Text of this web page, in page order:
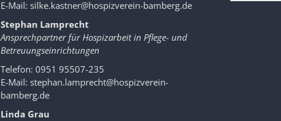
E-Mail: silke.kastner@hospizverein-bamberg.de
Stephan Lamprecht
Ansprechpartner für Hospizarbeit in Pflege- und
Betreuungseinrichtungen
Telefon: 0951 95507-235
E-Mail: stephan.lamprecht@hospizverein-
bamberg.de
Linda Grau